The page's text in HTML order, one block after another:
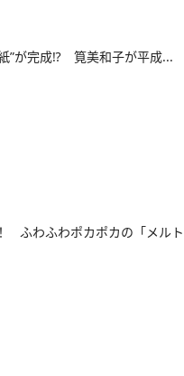
紙”が完成⁉ 筧美和子が平成...
ふわふわポカポカの「メル